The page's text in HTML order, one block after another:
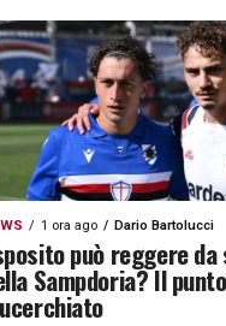
1 ora ago Dario Bartolucci
può reggere
Sampdoria? Il